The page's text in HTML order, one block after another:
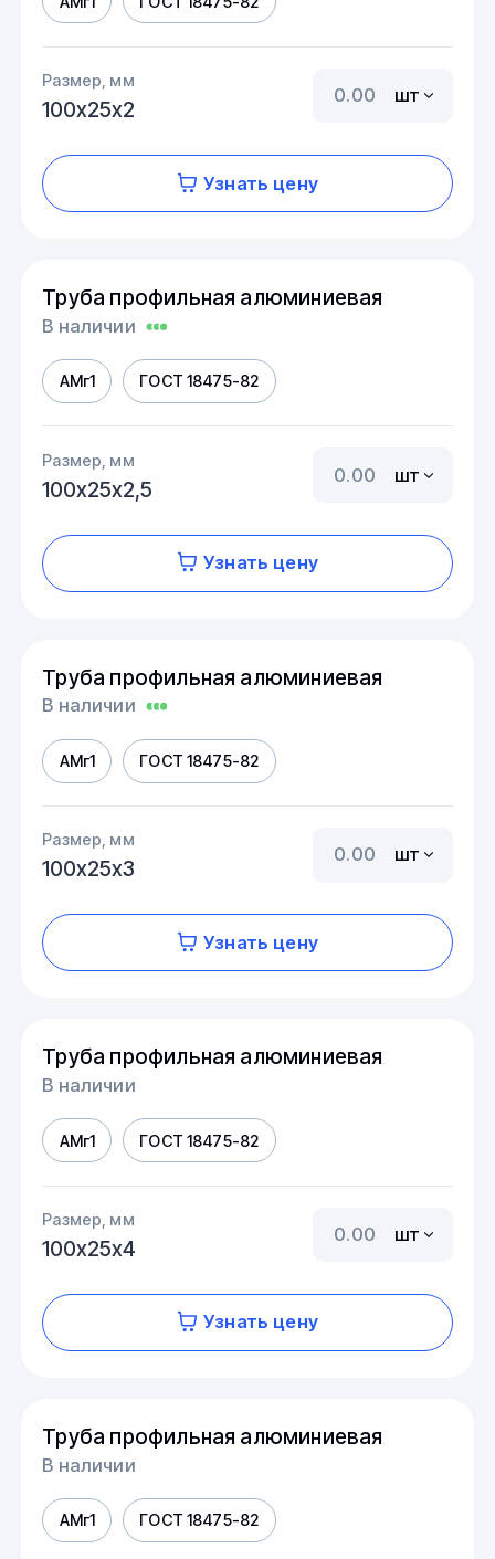
Размер, мм
100х25х2
шт
Узнать цену
Труба профильная алюминиевая
В наличии
АМг1 ГОСТ 18475-82
Размер, мм
100х25х2,5
шт
Узнать цену
Труба профильная алюминиевая
В наличии
АМг1 ГОСТ 18475-82
Размер, мм
100х25х3
шт
Узнать цену
Труба профильная алюминиевая
В наличии
АМг1 ГОСТ 18475-82
Размер, мм
100х25х4
шт
Узнать цену
Труба профильная алюминиевая
В наличии
АМг1 ГОСТ 18475-82